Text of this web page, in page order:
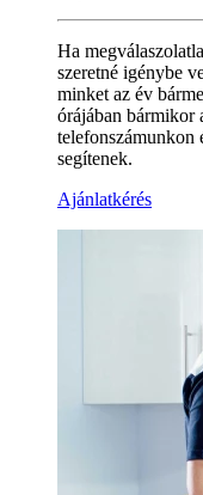
Ha
szeretné igénybe
minket az év
órájában bármikor
telefonszámunkon
segítenek.
Ajánlatkérés